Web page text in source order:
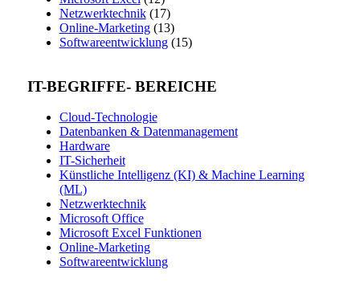
Netzwerktechnik(17)
Online-Marketing(13)
Softwareentwicklung(15)
IT-BEGRIFFE- BEREICHE
Cloud-Technologie
Datenbanken & Datenmanagement
Hardware
IT-Sicherheit
Künstliche Intelligenz (KI) & Machine Learning
(ML)
Netzwerktechnik
Microsoft Office
Microsoft Excel Funktionen
Online-Marketing
Softwareentwicklung